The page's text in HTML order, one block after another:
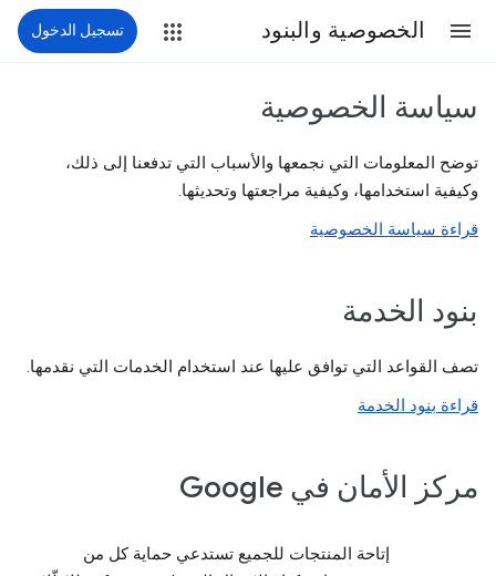
الخصوصية والبنود تسجيل الدخول
سياسة الخصوصية
توضح المعلومات التي نجمعها والأسباب التي تدفعنا إلى ذلك،
وكيفية استخدامها، وكيفية مراجعتها وتحديثها.
قراءة سياسة الخصوصية
بنود الخدمة
تصف القواعد التي توافق عليها عند استخدام الخدمات التي نقدمها.
قراءة بنود الخدمة
مركز الأمان في Google
إتاحة المنتجات للجميع تستدعي حماية كل من